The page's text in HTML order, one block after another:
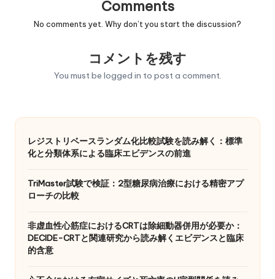
Comments
No comments yet. Why don’t you start the discussion?
コメントを残す
You must be logged in to post a comment.
レジストリベースランダム化比較試験を読み解く：標準
化と分類体系による臨床エビデンスの前進
TriMaster試験で検証：2型糖尿病治療における精密アプ
ローチの比較
非虚血性心筋症におけるCRTは除細動器併用が必要か：
DECIDE-CRTと関連研究から読み解くエビデンスと臨床
的含意